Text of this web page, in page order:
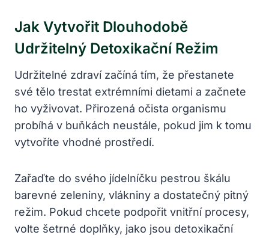
Jak Vytvořit Dlouhodobě
Udržitelný Detoxikační Režim
Udržitelné zdraví začíná tím, že přestanete
své tělo trestat extrémními dietami a začnete
ho vyživovat. Přirozená očista organismu
probíhá v buňkách neustále, pokud jim k tomu
vytvoříte vhodné prostředí.
Zařaďte do svého jídelníčku pestrou škálu
barevné zeleniny, vlákniny a dostatečný pitný
režim. Pokud chcete podpořit vnitřní procesy,
volte šetrné doplňky, jako jsou detoxikační